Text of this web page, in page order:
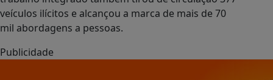
veículos ilícitos e alcançou a marca de mais de 70
mil abordagens a pessoas.
Publicidade